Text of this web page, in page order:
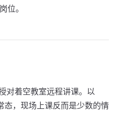
位。
对着空教室远程讲课。以
态，现场上课反而是少数的情